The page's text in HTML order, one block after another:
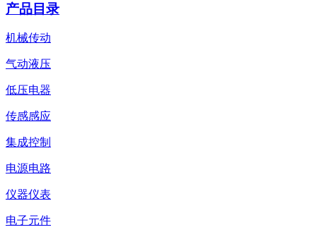
产品目录
机械传动
气动液压
低压电器
传感感应
集成控制
电源电路
仪器仪表
电子元件